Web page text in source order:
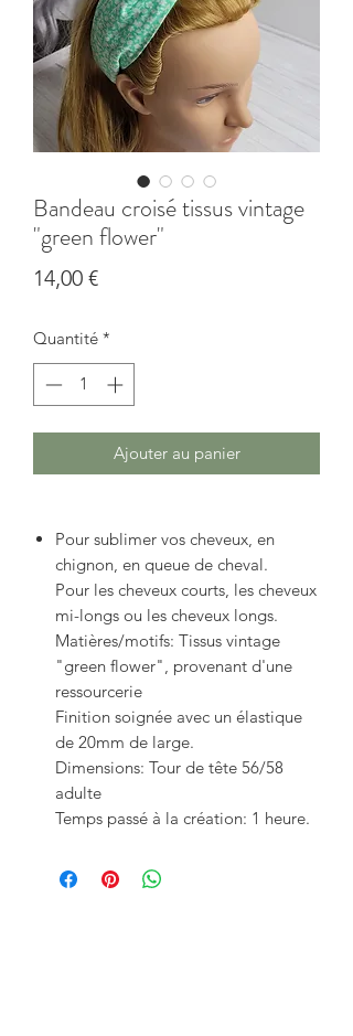
Bandeau croisé tissus vintage
"green flower"
14,00 €Prix
Quantité *
Ajouter au panier
Pour sublimer vos cheveux, en
chignon, en queue de cheval.
Pour les cheveux courts, les cheveux
mi-longs ou les cheveux longs.
Matières/motifs: Tissus vintage
"green flower", provenant d'une
ressourcerie
Finition soignée avec un élastique
de 20mm de large.
Dimensions: Tour de tête 56/58
adulte
Temps passé à la création: 1 heure.